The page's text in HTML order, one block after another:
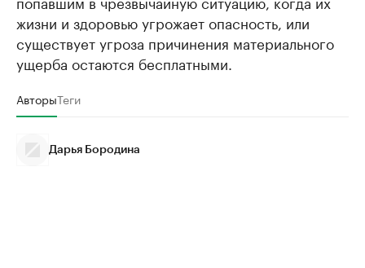
жизни и здоровью угрожает опасность, или
существует угроза причинения материального
ущерба остаются бесплатными.
АвторыТеги
Дарья Бородина